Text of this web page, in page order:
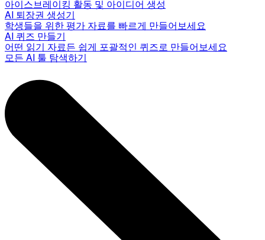
아이스브레이킹 활동 및 아이디어 생성
AI 퇴장권 생성기
학생들을 위한 평가 자료를 빠르게 만들어보세요
AI 퀴즈 만들기
어떤 읽기 자료든 쉽게 포괄적인 퀴즈로 만들어보세요
모든 AI 툴 탐색하기